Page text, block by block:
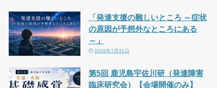
「発達支援の難しいところ ～症状
の原因が予想外なところにある
～」
2026年7月31日
第5回 鹿児島宇佐川研（発達障害
臨床研究会）【会場開催のみ】